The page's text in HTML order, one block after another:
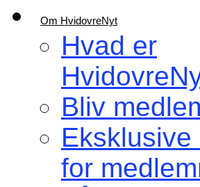
Om HvidovreNyt
Hvad er
Bliv
Eksklusive
for